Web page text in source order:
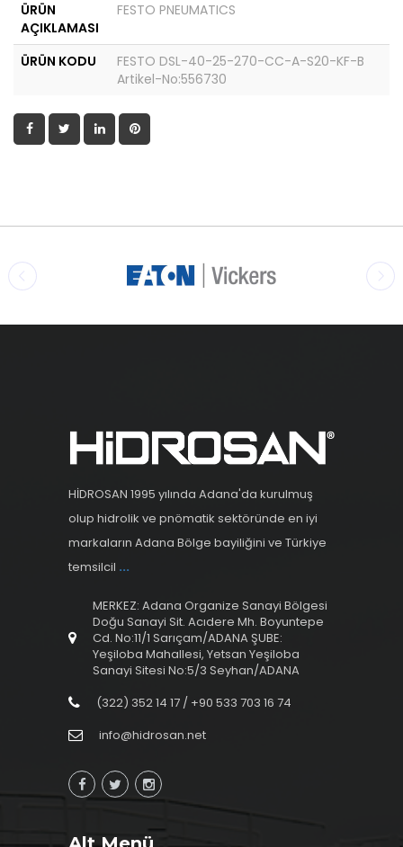
ÜRÜN
AÇIKLAMASI
FESTO PNEUMATICS
ÜRÜN KODU
FESTO DSL-40-25-270-CC-A-S20-KF-B
Artikel-No:556730
HİDROSAN 1995 yılında Adana'da kurulmuş
olup hidrolik ve pnömatik sektöründe en iyi
markaların Adana Bölge bayiliğini ve Türkiye
temsilcil ...
MERKEZ: Adana Organize Sanayi Bölgesi
Doğu Sanayi Sit. Acıdere Mh. Boyuntepe
Cd. No:11/1 Sarıçam/ADANA ŞUBE:
Yeşiloba Mahallesi, Yetsan Yeşiloba
Sanayi Sitesi No:5/3 Seyhan/ADANA
(322) 352 14 17 / +90 533 703 16 74
info@hidrosan.net